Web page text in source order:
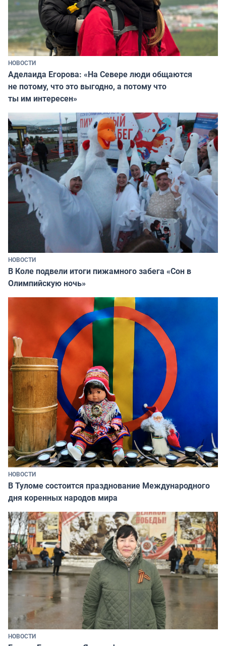
НОВОСТИ
Аделаида Егорова: «На Севере люди общаются
не потому, что это выгодно, а потому что
ты им интересен»
НОВОСТИ
В Коле подвели итоги пижамного забега «Сон в
Олимпийскую ночь»
НОВОСТИ
В Туломе состоится празднование Международного
дня коренных народов мира
НОВОСТИ